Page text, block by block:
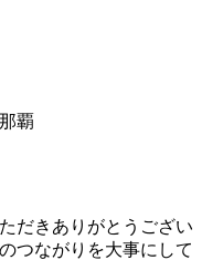
覇
だきありがとうござい
つながりを大事にして